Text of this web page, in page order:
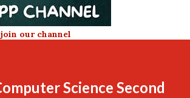
our channel
Science Second